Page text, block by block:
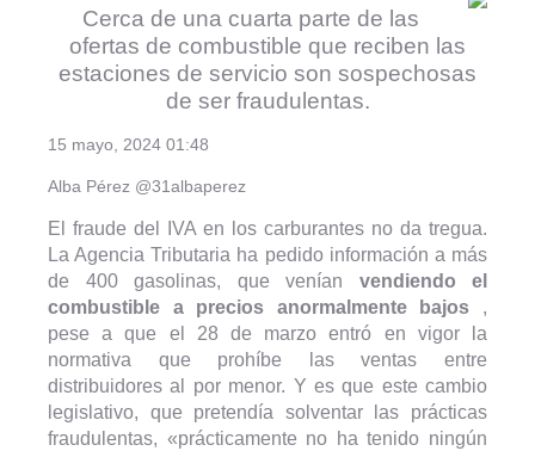
Cerca de una cuarta parte de las
ofertas de combustible que reciben las
estaciones de servicio son sospechosas
de ser fraudulentas.
15 mayo, 2024 01:48
Alba Pérez @31albaperez
El fraude del IVA en los carburantes no da tregua.
La Agencia Tributaria ha pedido información a más
de 400 gasolinas, que venían vendiendo el
combustible a precios anormalmente bajos ,
pese a que el 28 de marzo entró en vigor la
normativa que prohíbe las ventas entre
distribuidores al por menor. Y es que este cambio
legislativo, que pretendía solventar las prácticas
fraudulentas, «prácticamente no ha tenido ningún